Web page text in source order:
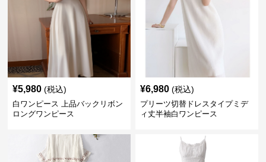
¥5,980 (税込)
白ワンピース 上品バックリボン
ロングワンピース
¥6,980 (税込)
プリーツ切替ドレスタイプミデ
ィ丈半袖白ワンピース